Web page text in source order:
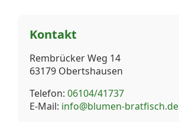
Kontakt
Rembrücker Weg 14
63179 Obertshausen
Telefon: 06104/41737
E-Mail: info@blumen-bratfisch.de